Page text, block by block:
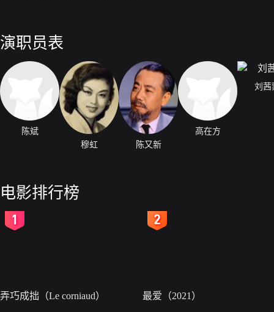
演职员表
陈斌
穆虹
陈又新
高在方
刘茜
电影排行榜
弄巧成拙（Le corniaud） 最爱（2021）